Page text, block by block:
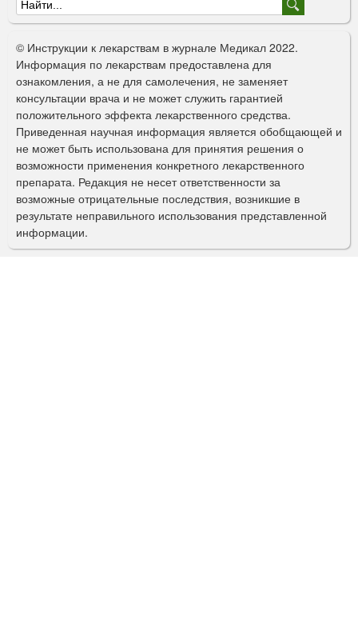
Ф
о
р
м
а
п
о
и
с
к
© Инструкции к лекарствам в журнале Медикал 2022.
Информация по лекарствам предоставлена для
ознакомления, а не для самолечения, не заменяет
консультации врача и не может служить гарантией
положительного эффекта лекарственного средства.
Приведенная научная информация является обобщающей и
не может быть использована для принятия решения о
возможности применения конкретного лекарственного
препарата. Редакция не несет ответственности за
возможные отрицательные последствия, возникшие в
результате неправильного использования представленной
информации.